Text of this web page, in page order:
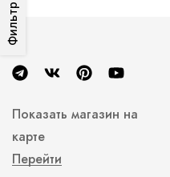
Фильтр
Показать магазин на
карте
Перейти